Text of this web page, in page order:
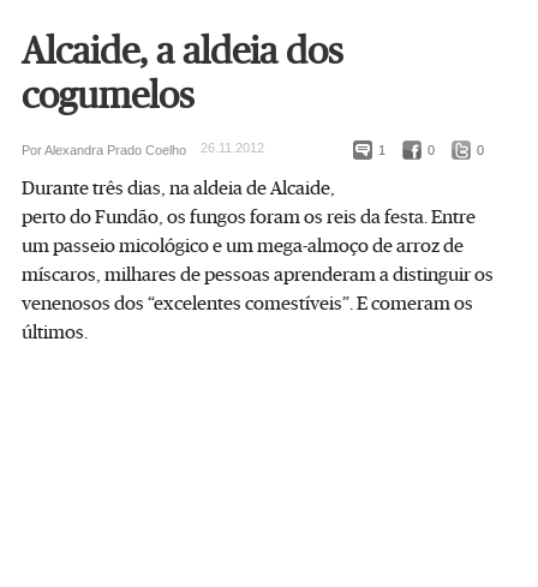
Alcaide, a aldeia dos
cogumelos
1 0 0
Por Alexandra Prado Coelho 26.11.2012
Durante três dias, na aldeia de Alcaide,
perto do Fundão, os fungos foram os reis da festa. Entre
um passeio micológico e um mega-almoço de arroz de
míscaros, milhares de pessoas aprenderam a distinguir os
venenosos dos “excelentes comestíveis”. E comeram os
últimos.